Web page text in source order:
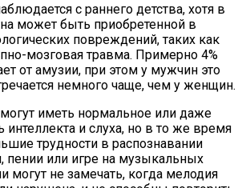
с раннего детства, хотя в
может быть приобретенной в
повреждений, таких как
мозговая травма. Примерно 4%
от амузии, при этом у мужчин это
немного чаще, чем у женщин.
иметь нормальное или даже
и слуха, но в то же время
трудности в распознавании
или игре на музыкальных
могут не замечать, когда мелодия